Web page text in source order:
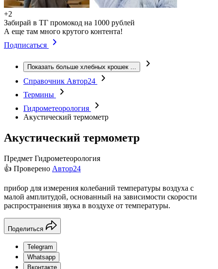
+2
Забирай в ТГ промокод на 1000 рублей
А еще там много крутого контента!
Подписаться
Показать больше хлебных крошек ...
Справочник Автор24
Термины
Гидрометеорология
Акустический термометр
Акустический термометр
Предмет Гидрометеорология
👍 Проверено Автор24
прибор для измерения колебаний температуры воздуха с
малой амплитудой, основанный на зависимости скорости
распространения звука в воздухе от температуры.
Поделиться
Telegram
Whatsapp
Вконтакте